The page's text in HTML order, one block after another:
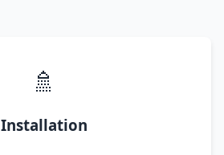
🚿
Installation